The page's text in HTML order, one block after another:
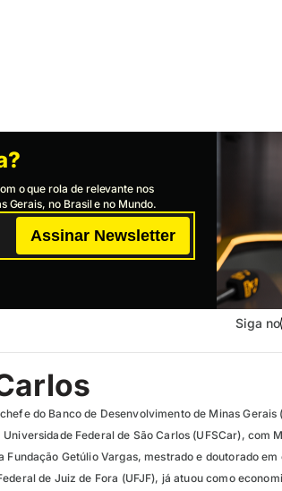
o que rola de relevante nos
Gerais, no Brasil e no Mundo.
Assinar Newsletter
Siga no
do Banco de Desenvolvimento de Minas Gerais
Federal de São Carlos (UFSCar), com
Fundação Getúlio Vargas, mestrado e doutorado
de Juiz de Fora (UFJF), já atuou como